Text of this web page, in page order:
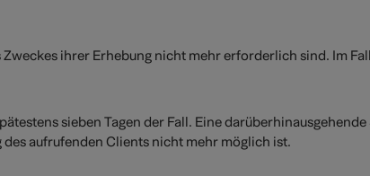
ihrer Erhebung nicht mehr erforderlich sind. Im
sieben Tagen der Fall. Eine
aufrufenden Clients nicht mehr möglich ist.